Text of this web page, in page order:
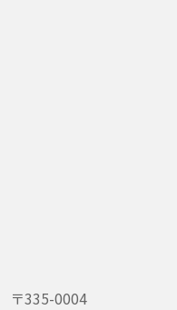
〒335-0004